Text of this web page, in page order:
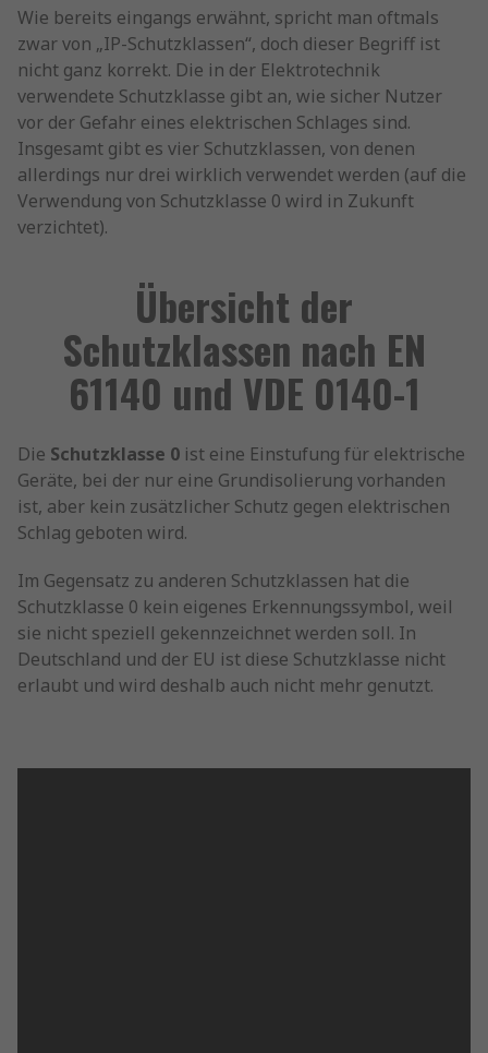
Wie bereits eingangs erwähnt, spricht man oftmals
zwar von „IP-Schutzklassen“, doch dieser Begriff ist
nicht ganz korrekt. Die in der Elektrotechnik
verwendete Schutzklasse gibt an, wie sicher Nutzer
vor der Gefahr eines elektrischen Schlages sind.
Insgesamt gibt es vier Schutzklassen, von denen
allerdings nur drei wirklich verwendet werden (auf die
Verwendung von Schutzklasse 0 wird in Zukunft
verzichtet).
Übersicht der
Schutzklassen nach EN
61140 und VDE 0140-1
Die Schutzklasse 0 ist eine Einstufung für elektrische
Geräte, bei der nur eine Grundisolierung vorhanden
ist, aber kein zusätzlicher Schutz gegen elektrischen
Schlag geboten wird.
Im Gegensatz zu anderen Schutzklassen hat die
Schutzklasse 0 kein eigenes Erkennungssymbol, weil
sie nicht speziell gekennzeichnet werden soll. In
Deutschland und der EU ist diese Schutzklasse nicht
erlaubt und wird deshalb auch nicht mehr genutzt.